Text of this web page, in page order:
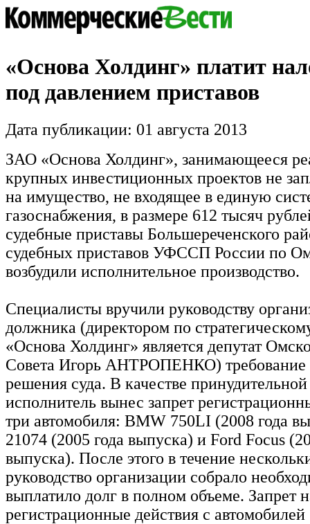
«Основа Холдинг» платит
под давлением приставов
Дата публикации: 01 августа 2013
ЗАО «Основа Холдинг», занимающееся
крупных инвестиционных проектов не
на имущество, не входящее в единую
газоснабжения, в размере 612 тысяч
судебные приставы Большереченского
судебных приставов УФССП России по
возбудили исполнительное производство.
Специалисты вручили руководству
должника (директором по
«Основа Холдинг» является депутат
Совета Игорь АНТРОПЕНКО) требование
решения суда. В качестве
исполнитель вынес запрет
три автомобиля: BMW 750LI (2008 года
21074 (2005 года выпуска) и Ford Focus
выпуска). После этого в течение
руководство организации собрало
выплатило долг в полном объеме. Запрет
регистрационные действия с автомобилей